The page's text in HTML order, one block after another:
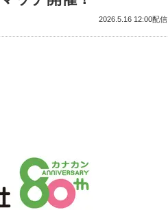
2026.5.16 12:00配信